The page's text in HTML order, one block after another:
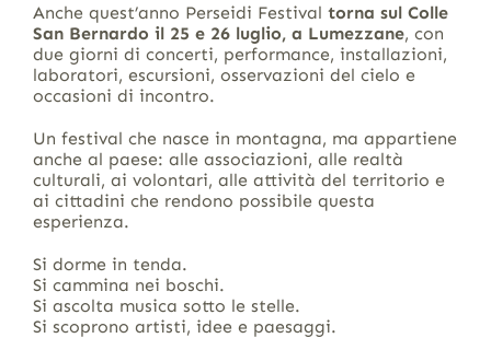
Anche quest’anno Perseidi Festival torna sul Colle
San Bernardo il 25 e 26 luglio, a Lumezzane, con
due giorni di concerti, performance, installazioni,
laboratori, escursioni, osservazioni del cielo e
occasioni di incontro.
Un festival che nasce in montagna, ma appartiene
anche al paese: alle associazioni, alle realtà
culturali, ai volontari, alle attività del territorio e
ai cittadini che rendono possibile questa
esperienza.
Si dorme in tenda.
Si cammina nei boschi.
Si ascolta musica sotto le stelle.
Si scoprono artisti, idee e paesaggi.